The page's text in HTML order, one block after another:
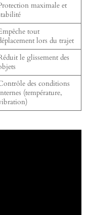
maximale et
tout
lors du trajet
le glissement des
des conditions
(température,